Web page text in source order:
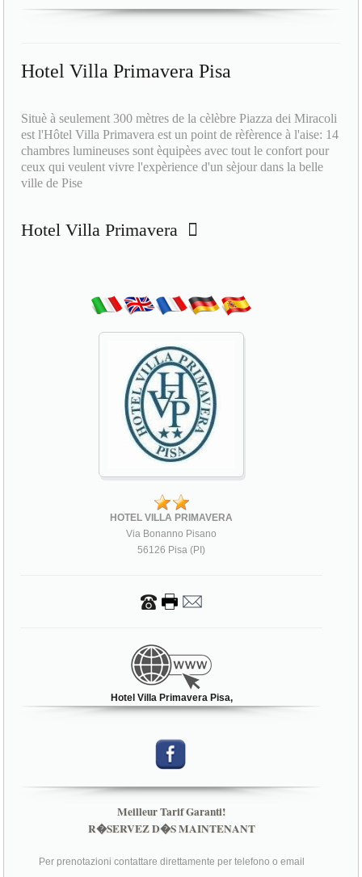
Hotel Villa Primavera Pisa
Situè à seulement 300 mètres de la cèlèbre Piazza dei Miracoli
est l'Hôtel Villa Primavera est un point de rèfèrence à l'aise: 14
chambres lumineuses sont èquipèes avec tout le confort pour
ceux qui veulent vivre l'expèrience d'un sèjour dans la belle
ville de Pise
Hotel Villa Primavera
HOTEL VILLA PRIMAVERA
Via Bonanno Pisano
56126 Pisa (PI)
Hotel Villa Primavera Pisa,
Meilleur Tarif Garanti!
R�SERVEZ D�S MAINTENANT
Per prenotazioni contattare direttamente per telefono o email